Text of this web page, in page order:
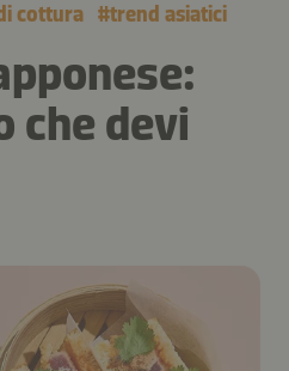
cottura #trend asiatici
che devi